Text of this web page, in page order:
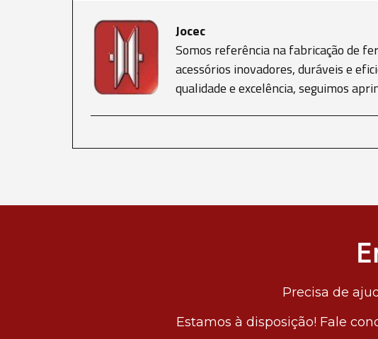
Jocec
Somos referência na fabricação de
acessórios inovadores, duráveis e
qualidade e excelência, seguimos
Precisa de
Estamos à disposição! Fale